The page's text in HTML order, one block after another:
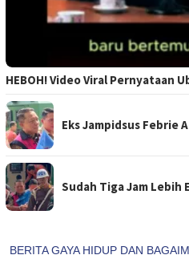
HEBOH! Video Viral Pernyataan
Eks Jampidsus Febrie
Sudah Tiga Jam Lebih